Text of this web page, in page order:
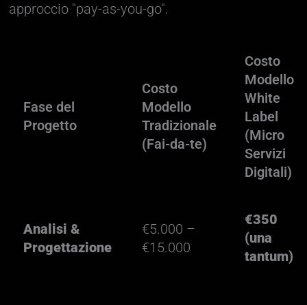
approccio "pay-as-you-go".
Fase del
Progetto
Costo
Modello
Tradizionale
(Fai-da-te)
Costo
Modello
White
Label
(Micro
Servizi
Digitali)
Analisi &
Progettazione
€5.000 –
€15.000
€350
(una
tantum)